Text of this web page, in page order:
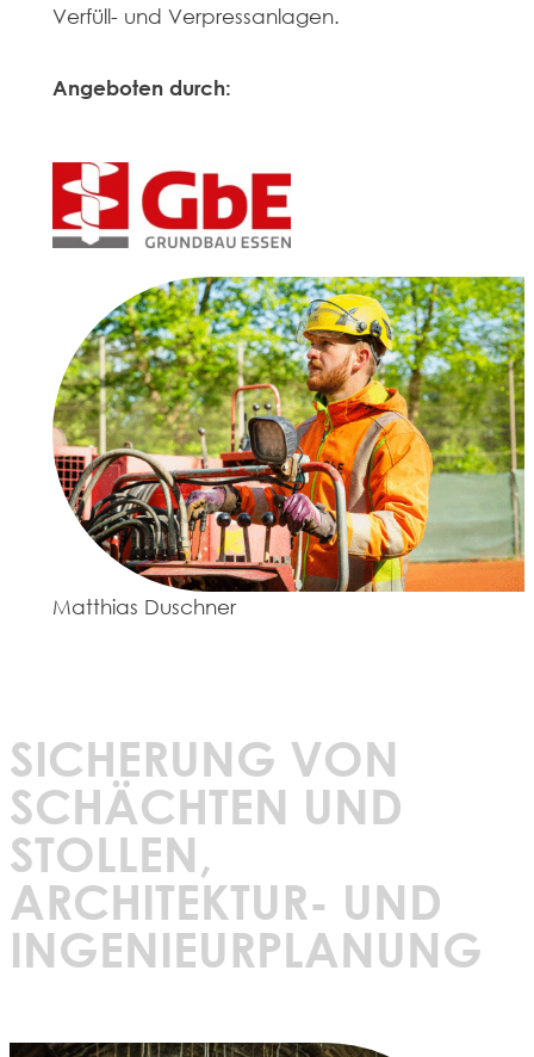
Verfüll- und Verpressanlagen.
Angeboten durch:
Matthias Duschner
SICHERUNG VON
SCHÄCHTEN UND
STOLLEN,
ARCHITEKTUR- UND
INGENIEURPLANUNG